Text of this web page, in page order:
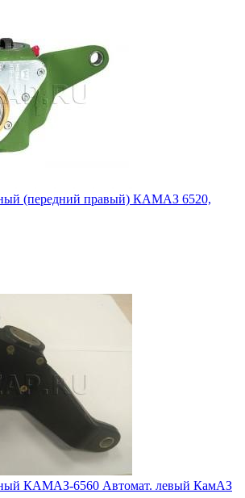
(передний правый) КАМАЗ 6520,
КАМАЗ-6560 Автомат. левый КамАЗ